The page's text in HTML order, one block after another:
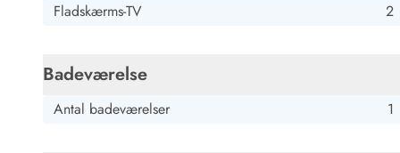
Fladskærms-TV 2
Badeværelse
Antal badeværelser 1